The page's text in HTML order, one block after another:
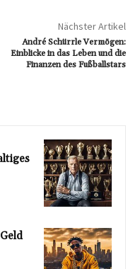
Nächster Artikel
André Schürrle Vermögen:
Einblicke in das Leben und die
Finanzen des Fußballstars